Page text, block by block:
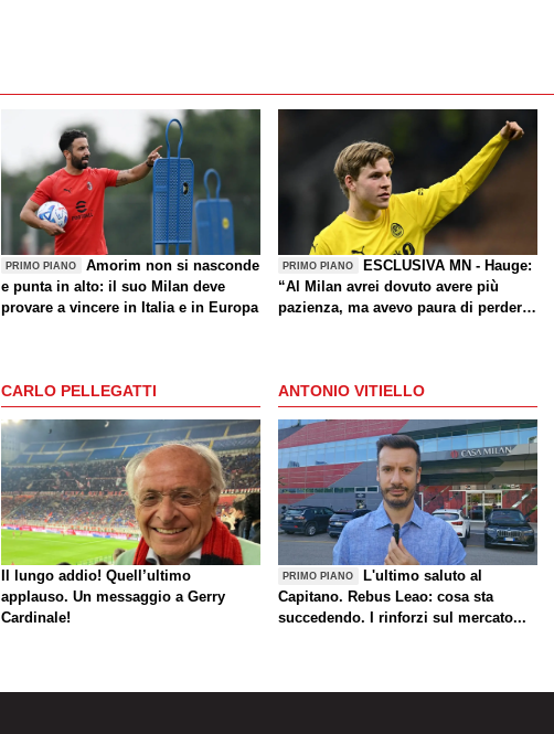
PRIMO PIANO
Amorim non si nasconde
e punta in alto: il suo Milan deve
provare a vincere in Italia e in Europa
PRIMO PIANO
ESCLUSIVA MN - Hauge:
“Al Milan avrei dovuto avere più
pazienza, ma avevo paura di perdere
un giorno? Magari. Forza Milan!”
CARLO PELLEGATTI
Il lungo addio! Quell’ultimo
applauso. Un messaggio a Gerry
Cardinale!
ANTONIO VITIELLO
PRIMO PIANO
L'ultimo saluto al
Capitano. Rebus Leao: cosa sta
succedendo. I rinforzi sul mercato...